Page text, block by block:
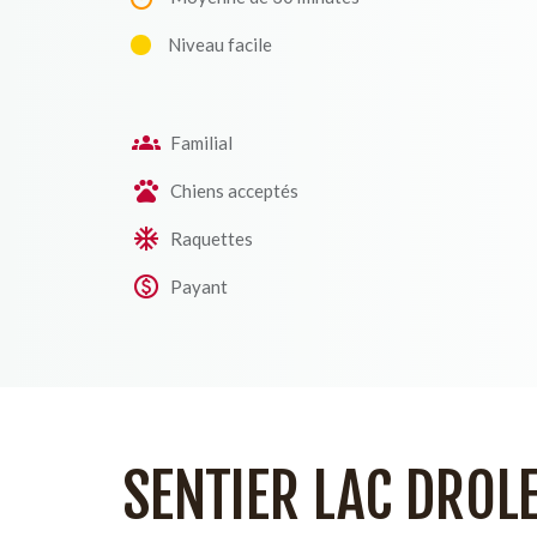
Niveau facile
Familial
Chiens acceptés
Raquettes
Payant
SENTIER LAC